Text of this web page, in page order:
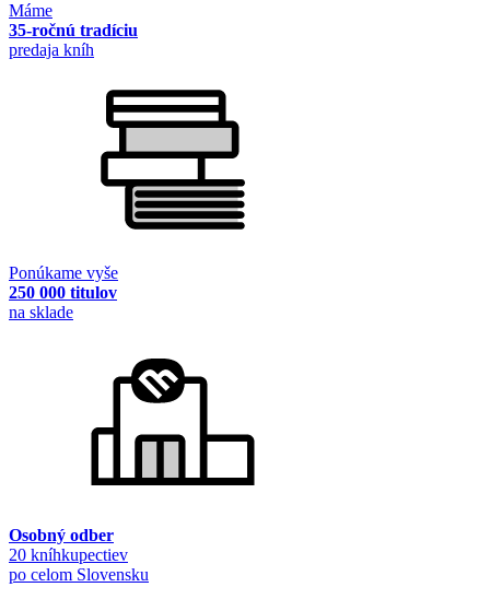
Máme
35-ročnú tradíciu
predaja kníh
Ponúkame vyše
250 000 titulov
na sklade
Osobný odber
20 kníhkupectiev
po celom Slovensku